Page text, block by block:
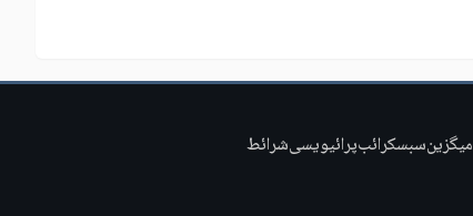
میگزینسبسکرائبپرائیویسیشرائط